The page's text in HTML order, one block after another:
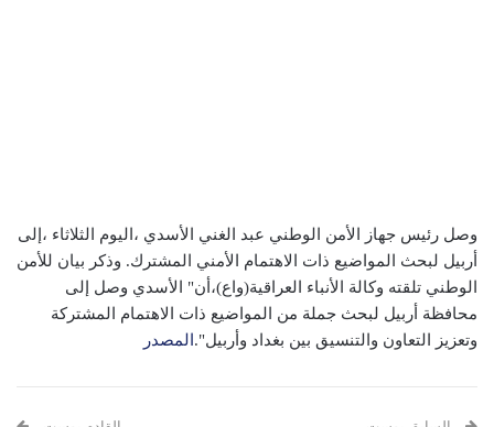
وصل رئيس جهاز الأمن الوطني عبد الغني الأسدي ،اليوم الثلاثاء ،إلى
أربيل لبحث المواضيع ذات الاهتمام الأمني المشترك. وذكر بيان للأمن
الوطني تلقته وكالة الأنباء العراقية(واع)،أن" الأسدي وصل إلى
محافظة أربيل لبحث جملة من المواضيع ذات الاهتمام المشتركة
وتعزيز التعاون والتنسيق بين بغداد وأربيل". المصدر